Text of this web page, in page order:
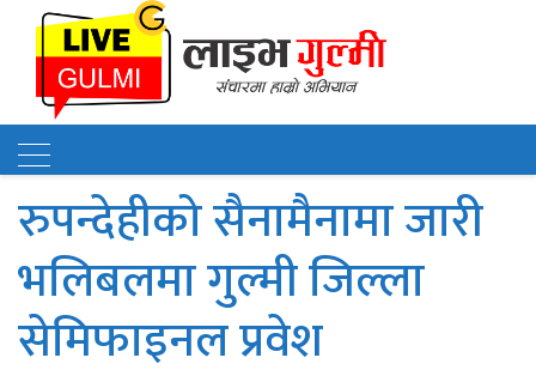
रुपन्देहीको सैनामैनामा जारी
भलिबलमा गुल्मी जिल्ला
सेमिफाइनल प्रवेश